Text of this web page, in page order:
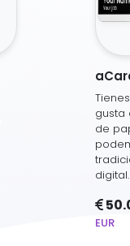
gusta
de
digital.
EUR